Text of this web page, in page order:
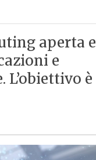
aperta e
e
è